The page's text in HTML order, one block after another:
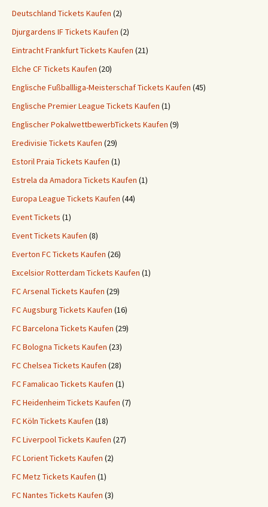
Deutschland Tickets Kaufen (2)
Djurgardens IF Tickets Kaufen (2)
Eintracht Frankfurt Tickets Kaufen (21)
Elche CF Tickets Kaufen (20)
Englische Fußballliga-Meisterschaf Tickets Kaufen (45)
Englische Premier League Tickets Kaufen (1)
Englischer PokalwettbewerbTickets Kaufen (9)
Eredivisie Tickets Kaufen (29)
Estoril Praia Tickets Kaufen (1)
Estrela da Amadora Tickets Kaufen (1)
Europa League Tickets Kaufen (44)
Event Tickets (1)
Event Tickets Kaufen (8)
Everton FC Tickets Kaufen (26)
Excelsior Rotterdam Tickets Kaufen (1)
FC Arsenal Tickets Kaufen (29)
FC Augsburg Tickets Kaufen (16)
FC Barcelona Tickets Kaufen (29)
FC Bologna Tickets Kaufen (23)
FC Chelsea Tickets Kaufen (28)
FC Famalicao Tickets Kaufen (1)
FC Heidenheim Tickets Kaufen (7)
FC Köln Tickets Kaufen (18)
FC Liverpool Tickets Kaufen (27)
FC Lorient Tickets Kaufen (2)
FC Metz Tickets Kaufen (1)
FC Nantes Tickets Kaufen (3)